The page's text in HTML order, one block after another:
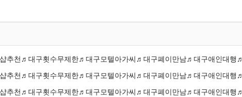
추천♬대구횟수무제한♬대구모텔아가씨♬대구폐이만남♬대구애인대행♬
추천♬대구횟수무제한♬대구모텔아가씨♬대구폐이만남♬대구애인대행♬
추천♬대구횟수무제한♬대구모텔아가씨♬대구폐이만남♬대구애인대행♬